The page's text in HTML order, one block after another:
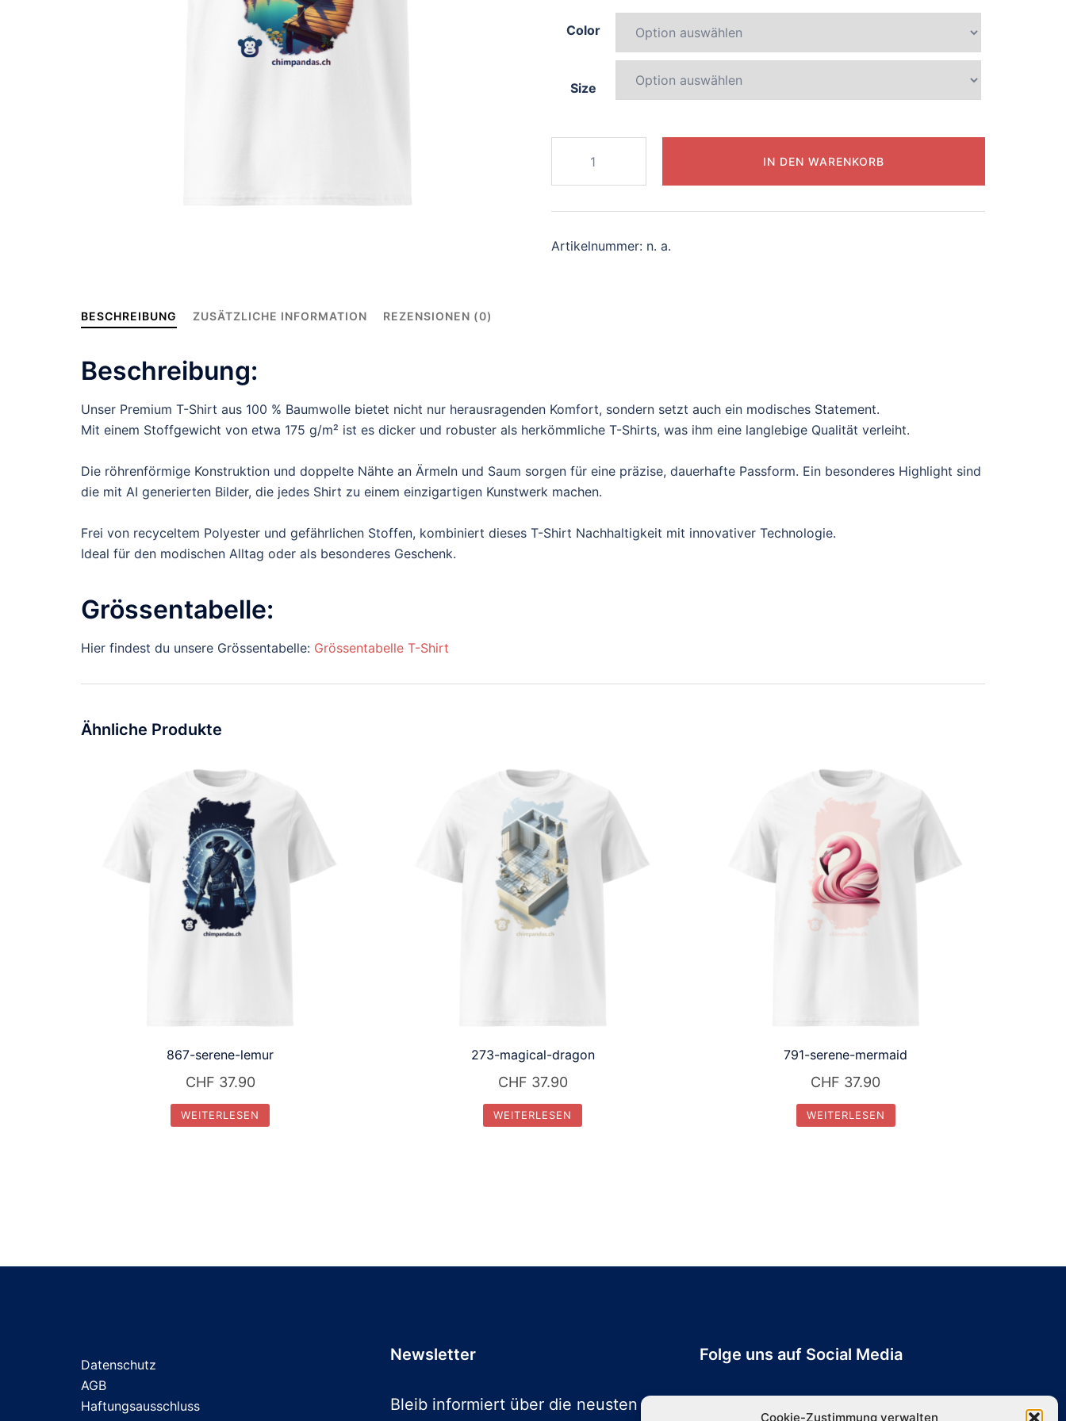
Cookie-Zustimmung verwalten
Color
Size
enchanting-
chameleon
Menge
IN DEN WARENKORB
Artikelnummer: n. a.
BESCHREIBUNG ZUSÄTZLICHE INFORMATION REZENSIONEN (0)
Beschreibung:
Unser Premium T-Shirt aus 100 % Baumwolle bietet nicht nur herausragenden Komfort, sondern setzt auch ein modisches Statement.
Mit einem Stoffgewicht von etwa 175 g/m² ist es dicker und robuster als herkömmliche T-Shirts, was ihm eine langlebige Qualität verleiht.
Die röhrenförmige Konstruktion und doppelte Nähte an Ärmeln und Saum sorgen für eine präzise, dauerhafte Passform. Ein besonderes Highlight sind
die mit AI generierten Bilder, die jedes Shirt zu einem einzigartigen Kunstwerk machen.
Frei von recyceltem Polyester und gefährlichen Stoffen, kombiniert dieses T-Shirt Nachhaltigkeit mit innovativer Technologie.
Ideal für den modischen Alltag oder als besonderes Geschenk.
Grössentabelle:
Hier findest du unsere Grössentabelle: Grössentabelle T-Shirt
Ähnliche Produkte
867-serene-lemur
CHF 37.90
WEITERLESEN
273-magical-dragon
CHF 37.90
WEITERLESEN
791-serene-mermaid
CHF 37.90
WEITERLESEN
Datenschutz
AGB
Haftungsausschluss
Newsletter
Bleib informiert über die neusten
Folge uns auf Social Media